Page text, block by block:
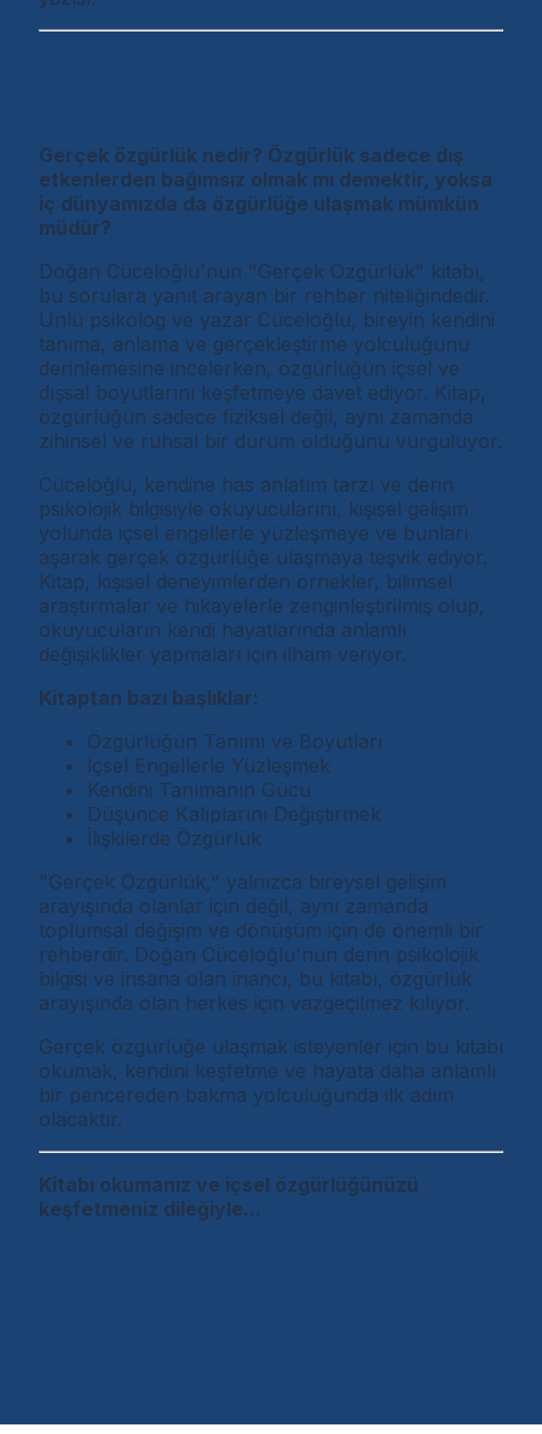
Gerçek özgürlük nedir? Özgürlük sadece dış
etkenlerden bağımsız olmak mı demektir, yoksa
iç dünyamızda da özgürlüğe ulaşmak mümkün
müdür?
Doğan Cüceloğlu'nun "Gerçek Özgürlük" kitabı,
bu sorulara yanıt arayan bir rehber niteliğindedir.
Ünlü psikolog ve yazar Cüceloğlu, bireyin kendini
tanıma, anlama ve gerçekleştirme yolculuğunu
derinlemesine incelerken, özgürlüğün içsel ve
dışsal boyutlarını keşfetmeye davet ediyor. Kitap,
özgürlüğün sadece fiziksel değil, aynı zamanda
zihinsel ve ruhsal bir durum olduğunu vurguluyor.
Cüceloğlu, kendine has anlatım tarzı ve derin
psikolojik bilgisiyle okuyucularını, kişisel gelişim
yolunda içsel engellerle yüzleşmeye ve bunları
aşarak gerçek özgürlüğe ulaşmaya teşvik ediyor.
Kitap, kişisel deneyimlerden örnekler, bilimsel
araştırmalar ve hikayelerle zenginleştirilmiş olup,
okuyucuların kendi hayatlarında anlamlı
değişiklikler yapmaları için ilham veriyor.
Kitaptan bazı başlıklar:
Özgürlüğün Tanımı ve Boyutları
İçsel Engellerle Yüzleşmek
Kendini Tanımanın Gücü
Düşünce Kalıplarını Değiştirmek
İlişkilerde Özgürlük
"Gerçek Özgürlük," yalnızca bireysel gelişim
arayışında olanlar için değil, aynı zamanda
toplumsal değişim ve dönüşüm için de önemli bir
rehberdir. Doğan Cüceloğlu'nun derin psikolojik
bilgisi ve insana olan inancı, bu kitabı, özgürlük
arayışında olan herkes için vazgeçilmez kılıyor.
Gerçek özgürlüğe ulaşmak isteyenler için bu kitabı
okumak, kendini keşfetme ve hayata daha anlamlı
bir pencereden bakma yolculuğunda ilk adım
olacaktır.
Kitabı okumanız ve içsel özgürlüğünüzü
keşfetmeniz dileğiyle...